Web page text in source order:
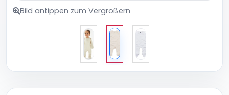
Bild antippen zum Vergrößern